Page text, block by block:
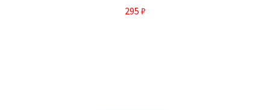
295 ₽